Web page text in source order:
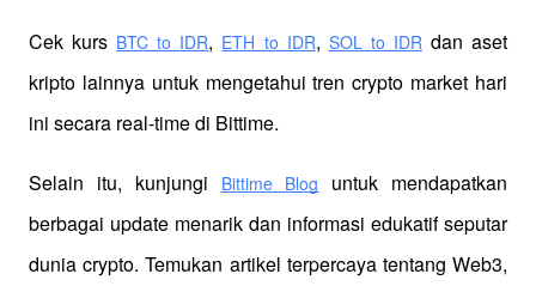
Cek kurs BTC to IDR, ETH to IDR, SOL to IDR dan aset
kripto lainnya untuk mengetahui tren crypto market hari
ini secara real-time di Bittime.
Selain itu, kunjungi Bittime Blog
untuk mendapatkan
berbagai update menarik dan informasi edukatif seputar
dunia crypto. Temukan artikel terpercaya tentang Web3,